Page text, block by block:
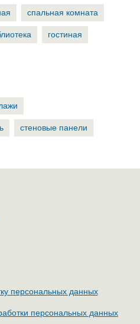
спальная комната
гостиная
стеновые панели
персональных данных
персональных данных